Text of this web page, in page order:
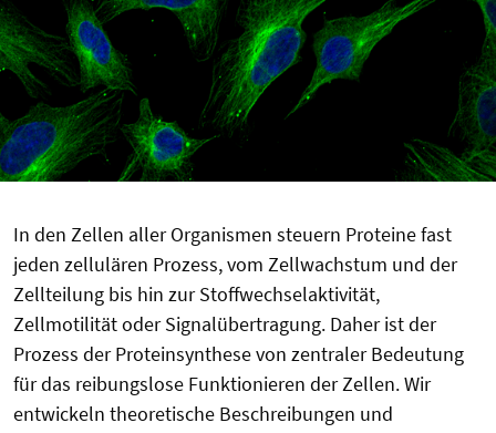
In den Zellen aller Organismen steuern Proteine fast
jeden zellulären Prozess, vom Zellwachstum und der
Zellteilung bis hin zur Stoffwechselaktivität,
Zellmotilität oder Signalübertragung. Daher ist der
Prozess der Proteinsynthese von zentraler Bedeutung
für das reibungslose Funktionieren der Zellen. Wir
entwickeln theoretische Beschreibungen und